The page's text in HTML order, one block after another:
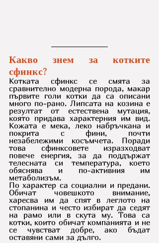
Какво знем за котките
сфинкс?
Котката сфинкс се смята за
сравнително модерна порода, макар
първите голи котки да са описани
много по-рано. Липсата на козина е
резултат от естествена мутация,
която придава характерния им вид.
Кожата е мека, леко набръчкана и
покрита с фини, почти
незабележими косъмчета. Поради
това сфинксовете изразходват
повече енергия, за да поддържат
телесната си температура, което
обяснява и по-активния им
метаболизъм.
По характер са социални и предани.
Обичат човешкото внимание,
харесва им да спят в леглото на
стопанина и често избират да седят
на рамо или в скута му. Това са
котки, които обичат компанията и не
се чувстват добре, ако бъдат
оставяни сами за дълго.